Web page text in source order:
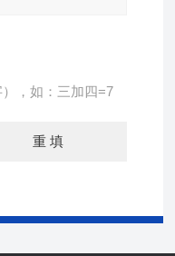
，如：三加四=7